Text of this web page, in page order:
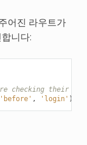
어진 라우트가
니다:
checking their
'before' , 'login' );